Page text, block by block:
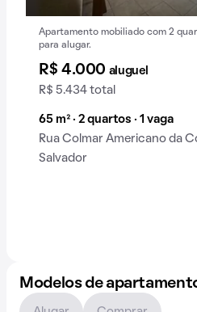
Apartamento mobiliado com 2
para alugar.
R$ 4.000 aluguel
R$ 5.434 total
65 m² · 2 quartos · 1 vaga
Rua Colmar Americano da
Salvador
Modelos de